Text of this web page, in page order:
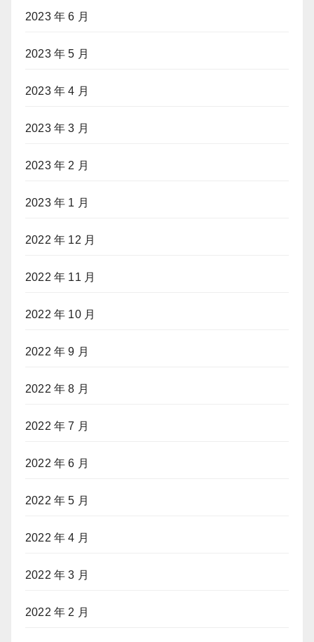
2023 年 6 月
2023 年 5 月
2023 年 4 月
2023 年 3 月
2023 年 2 月
2023 年 1 月
2022 年 12 月
2022 年 11 月
2022 年 10 月
2022 年 9 月
2022 年 8 月
2022 年 7 月
2022 年 6 月
2022 年 5 月
2022 年 4 月
2022 年 3 月
2022 年 2 月